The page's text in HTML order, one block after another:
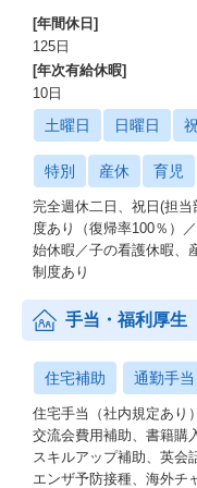
[年間休日]
125日
[年次有給休暇]
10日
土曜日 日曜日
特別 産休 育児
完全週休二日、祝日(担
度あり（復帰率100％）
始休暇／子の看護休暇、
制度あり
手当・福利厚生
住宅補助 通勤手当
住宅手当（社内規定あり
交流会費用補助、書籍購
スキルアップ補助、英会
エンザ予防接種、海外チ